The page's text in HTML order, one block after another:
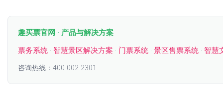
趣买票官网 · 产品与解决方案
票务系统 · 智慧景区解决方案 · 门票系统 · 景区售票系统 · 智慧
咨询热线：400-002-2301